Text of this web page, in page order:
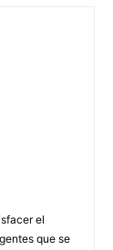
el
que se